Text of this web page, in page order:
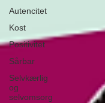
Autencitet
Kost
Positivitet
Sårbar
Selvkærlig
og
selvomsorg